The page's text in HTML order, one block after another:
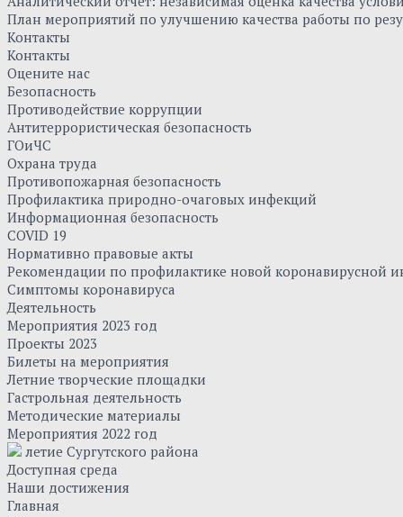
План мероприятий по улучшению качества работы по
Контакты
Контакты
Оцените нас
Безопасность
Противодействие коррупции
Антитеррористическая безопасность
ГОиЧС
Охрана труда
Противопожарная безопасность
Профилактика природно-очаговых инфекций
Информационная безопасность
COVID 19
Нормативно правовые акты
Рекомендации по профилактике новой коронавирусной
Симптомы коронавируса
Деятельность
Мероприятия 2023 год
Проекты 2023
Билеты на мероприятия
Летние творческие площадки
Гастрольная деятельность
Методические материалы
Мероприятия 2022 год
летие Сургутского района
Доступная среда
Наши достижения
Главная